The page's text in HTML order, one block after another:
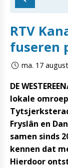
RTV
fuseren
ma. 17
DE
lokale
Fryslân en
samen sinds
kennen dat
Hierdoor